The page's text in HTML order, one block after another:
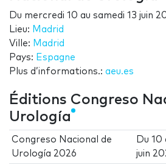
Du mercredi 10 au samedi 13 juin
Lieu: Madrid
Ville: Madrid
Pays: Espagne
Plus d’informations.: aeu.es
Éditions Congreso
Urología
Congreso Nacional de
Urología 2026
Du10
juin